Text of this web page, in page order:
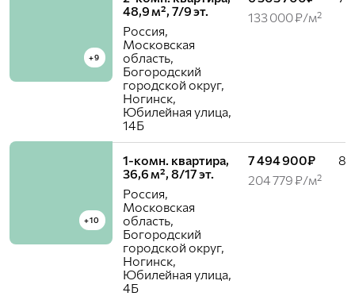
+9
48,9 м², 7/9 эт.
Россия,
Московская
область,
Богородский
городской округ,
Ногинск,
Юбилейная улица,
14Б
133 000 ₽/м²
+10
1-комн. квартира,
36,6 м², 8/17 эт.
Россия,
Московская
область,
Богородский
городской округ,
Ногинск,
Юбилейная улица,
4Б
7 494 900₽
204 779 ₽/м²
8 /